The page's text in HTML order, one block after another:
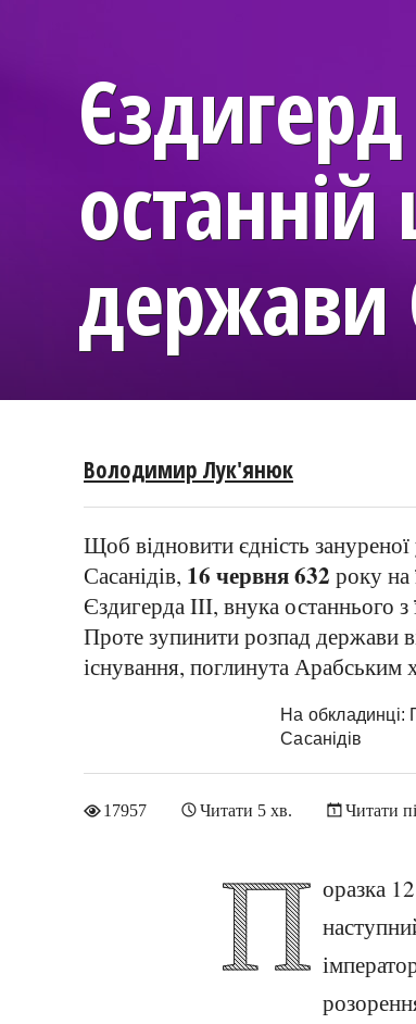
держави
Володимир Лук'янюк
Щоб відновити єдність
Сасанідів, 16 червня 632 року на
Єздигерда III, внука останнього
Проте зупинити розпад держави
існування, поглинута Арабським
На обкладинці:
Сасанідів
17957 Читати 5 хв. Читати
П оразка